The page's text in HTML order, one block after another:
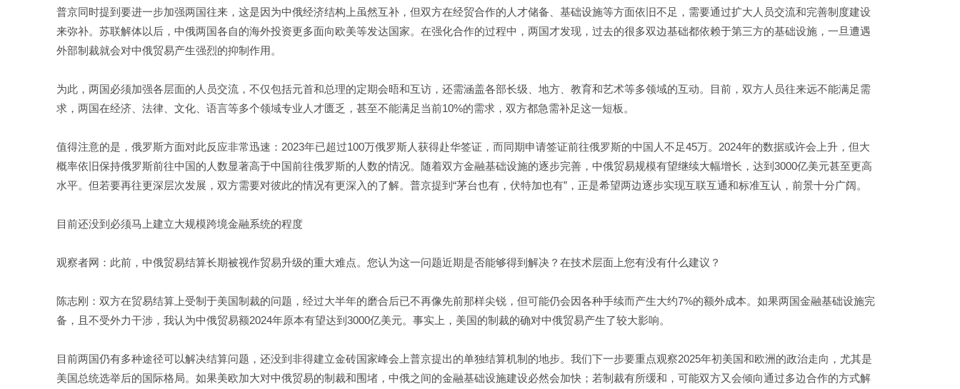
普京同时提到要进一步加强两国往来，这是因为中俄经济结构上虽然互补，但双方在经贸合作的人才储备、基础设施等方面依旧不足，需要通过扩大人员交流和完善制度建设
来弥补。苏联解体以后，中俄两国各自的海外投资更多面向欧美等发达国家。在强化合作的过程中，两国才发现，过去的很多双边基础都依赖于第三方的基础设施，一旦遭遇
外部制裁就会对中俄贸易产生强烈的抑制作用。
为此，两国必须加强各层面的人员交流，不仅包括元首和总理的定期会晤和互访，还需涵盖各部长级、地方、教育和艺术等多领域的互动。目前，双方人员往来远不能满足需
求，两国在经济、法律、文化、语言等多个领域专业人才匮乏，甚至不能满足当前10%的需求，双方都急需补足这一短板。
值得注意的是，俄罗斯方面对此反应非常迅速：2023年已超过100万俄罗斯人获得赴华签证，而同期申请签证前往俄罗斯的中国人不足45万。2024年的数据或许会上升，但大
概率依旧保持俄罗斯前往中国的人数显著高于中国前往俄罗斯的人数的情况。随着双方金融基础设施的逐步完善，中俄贸易规模有望继续大幅增长，达到3000亿美元甚至更高
水平。但若要再往更深层次发展，双方需要对彼此的情况有更深入的了解。普京提到“茅台也有，伏特加也有”，正是希望两边逐步实现互联互通和标准互认，前景十分广阔。
目前还没到必须马上建立大规模跨境金融系统的程度
观察者网：此前，中俄贸易结算长期被视作贸易升级的重大难点。您认为这一问题近期是否能够得到解决？在技术层面上您有没有什么建议？
陈志刚：双方在贸易结算上受制于美国制裁的问题，经过大半年的磨合后已不再像先前那样尖锐，但可能仍会因各种手续而产生大约7%的额外成本。如果两国金融基础设施完
备，且不受外力干涉，我认为中俄贸易额2024年原本有望达到3000亿美元。事实上，美国的制裁的确对中俄贸易产生了较大影响。
目前两国仍有多种途径可以解决结算问题，还没到非得建立金砖国家峰会上普京提出的单独结算机制的地步。我们下一步要重点观察2025年初美国和欧洲的政治走向，尤其是
美国总统选举后的国际格局。如果美欧加大对中俄贸易的制裁和围堵，中俄之间的金融基础设施建设必然会加快；若制裁有所缓和，可能双方又会倾向通过多边合作的方式解